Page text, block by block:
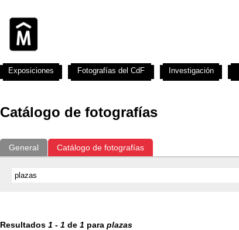
Catálogo de fotografías
General Catálogo de fotografías
Resultados 1 - 1 de 1 para plazas
Exposiciones Fotografías del CdF Investigación